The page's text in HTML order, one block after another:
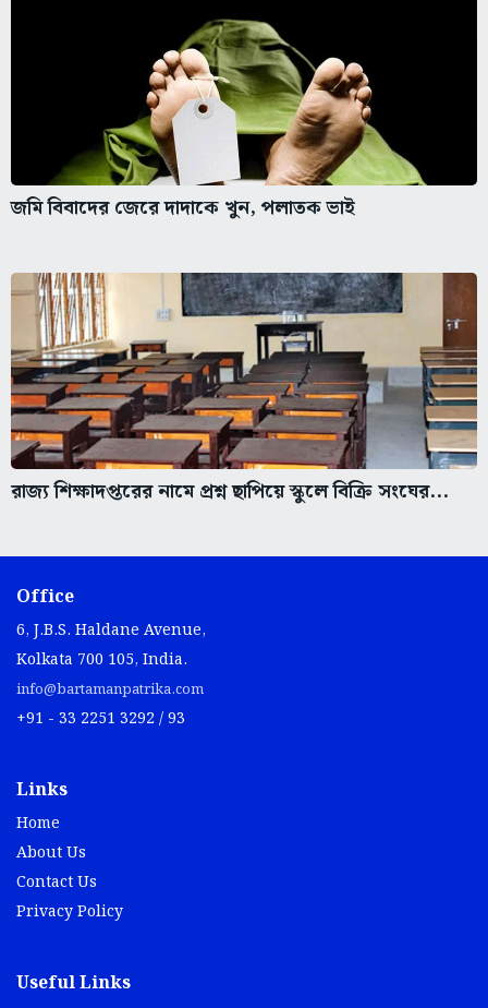
জমি বিবাদের জেরে দাদাকে খুন, পলাতক ভাই
রাজ্য শিক্ষাদপ্তরের নামে প্রশ্ন ছাপিয়ে স্কুলে বিক্রি সংঘের...
Office
6, J.B.S. Haldane Avenue,
Kolkata 700 105, India.
info@bartamanpatrika.com
+91 - 33 2251 3292 / 93
Links
Home
About Us
Contact Us
Privacy Policy
Useful Links